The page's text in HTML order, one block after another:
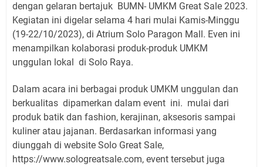
dengan gelaran bertajuk BUMN- UMKM Great Sale 2023.
Kegiatan ini digelar selama 4 hari mulai Kamis-Minggu
(19-22/10/2023), di Atrium Solo Paragon Mall. Even ini
menampilkan kolaborasi produk-produk UMKM
unggulan lokal
di Solo Raya.
Dalam acara ini berbagai produk UMKM unggulan dan
berkualitas dipamerkan dalam event ini. mulai dari
produk batik dan fashion, kerajinan, aksesoris sampai
kuliner atau jajanan. Berdasarkan informasi yang
diunggah di website Solo Great Sale,
https://www.sologreatsale.com, event tersebut juga